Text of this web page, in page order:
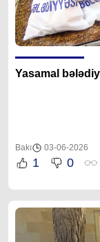
Yasamal
Bakı 03-06-2026
1 0